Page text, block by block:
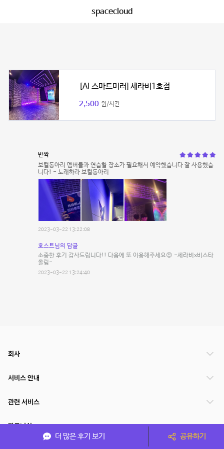
spacecloud
[AI 스마트미러] 세라비1호점
2,500 원/시간
반짝
보컬동아리 멤버들과 연습할 장소가 필요해서 예약했습니다 잘 사용했습
니다! - 노래하라 보컬동아리
2023-03-22 13:22:08
호스트님의 답글
소중한 후기 감사드립니다!! 다음에 또 이용해주세요😍 -세라비x비스타
올림-
2023-03-22 13:24:40
더 많은 후기 보기 공유하기
회사
서비스 안내
관련 서비스
파트너쉽